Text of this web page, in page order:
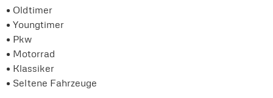
• Oldtimer
• Youngtimer
• Pkw
• Motorrad
• Klassiker
• Seltene Fahrzeuge